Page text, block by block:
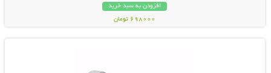
افزودن به سبد خرید
698000 تومان
نمایش توضیحات بیشتر